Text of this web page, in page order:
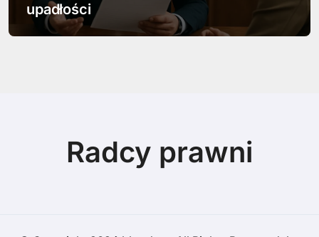
upadłości
Radcy prawni